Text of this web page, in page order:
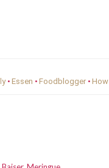
• Essen • Foodblogger • How